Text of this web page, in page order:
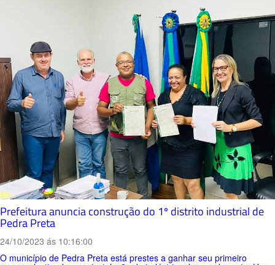
Prefeitura anuncia construção do 1º distrito industrial de
Pedra Preta
24/10/2023 ás 10:16:00
O município de Pedra Preta está prestes a ganhar seu primeiro